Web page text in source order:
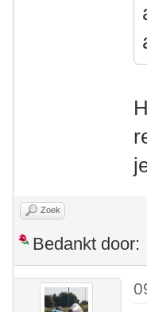
Zoek
Bedankt door: